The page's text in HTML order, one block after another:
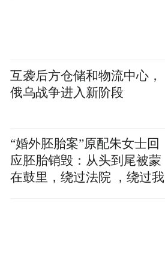
互袭后方仓储和物流中心，
俄乌战争进入新阶段
“婚外胚胎案”原配朱女士回
应胚胎销毁：从头到尾被蒙
在鼓里，绕过法院 ，绕过我